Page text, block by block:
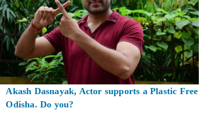
Akash Dasnayak, Actor supports a Plastic Free
Odisha. Do you?